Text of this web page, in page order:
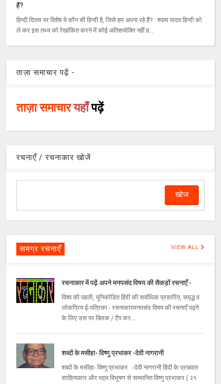
हैं?
हिन्‍दी दिवस पर विशेष ये कौन सी हिन्‍दी है, जिसे हम अपना रहे हैं? · श्‍याम यादव हिन्‍दी को
ले कर इस तथ्‍य को रेखांकित करने में कोई अतिशयोक्ति नहीं ह...
ताज़ा समाचार पढ़ें -
ताज़ा समाचारयहाँपढ़ें
रचनाएँ / रचनाकार खोजें
समग्र रचनाएँ VIEW ALL
रचनाकार में पढ़ें अपने मनपसंद विषय की सैकड़ों रचनाएँ -
विश्व की पहली, यूनिकोडित हिंदी की सर्वाधिक प्रसारित, समृद्ध व
लोकप्रिय ई-पत्रिका - रचनाकारमनपसंद विषय की रचनाएँ पढ़ने
के लिए उस पर क्लिक / टैप कर...
शब्दों के मसीहा- विष्णु प्रभाकर -देवी नागरानी
शब्दों के मसीहा- विष्णु प्रभाकर -देवी नागरानी हिंदी के प्रख्यात
साहित्यकार और पद्म विभूषण से सम्मानित विष्णु प्रभाकर ( २१